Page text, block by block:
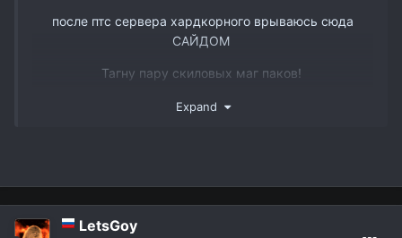
www.youtube.com/watch?v=DJJmtVgSQ6s&t
после птс сервера хардкорного врываюсь сюда
САЙДОМ
Тагну пару скиловых маг паков!
Так же есть пару слотов в пак 3 рес бп мм и овер
Expand
LetsGoy